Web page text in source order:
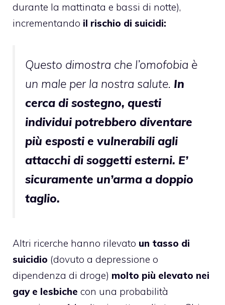
durante la mattinata e bassi di notte),
incrementando il rischio di suicidi:
Questo dimostra che l’omofobia è
un male per la nostra salute. In
cerca di sostegno, questi
individui potrebbero diventare
più esposti e vulnerabili agli
attacchi di soggetti esterni. E’
sicuramente un’arma a doppio
taglio.
Altri ricerche hanno rilevato un tasso di
suicidio (dovuto a depressione o
dipendenza di droge) molto più elevato nei
gay e lesbiche con una probabilità